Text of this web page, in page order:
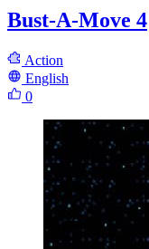
Bust-A-Move 4
Action
English
0